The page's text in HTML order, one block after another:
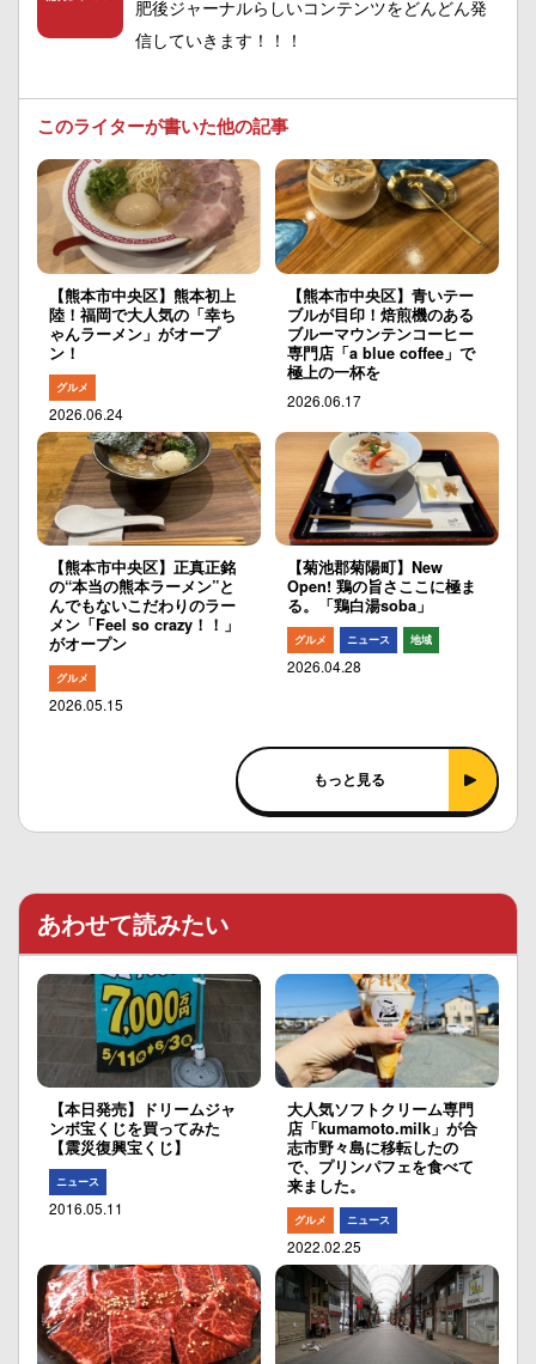
肥後ジャーナルらしいコンテンツをどんどん発
信していきます！！！
このライターが書いた他の記事
【熊本市中央区】熊本初上
陸！福岡で大人気の「幸ち
ゃんラーメン」がオープ
ン！
グルメ
2026.06.24
【熊本市中央区】青いテー
ブルが目印！焙煎機のある
ブルーマウンテンコーヒー
専門店「a blue coffee」で
極上の一杯を
2026.06.17
【熊本市中央区】正真正銘
の“本当の熊本ラーメン”と
んでもないこだわりのラー
メン「Feel so crazy！！」
がオープン
グルメ
2026.05.15
【菊池郡菊陽町】New
Open! 鶏の旨さここに極ま
る。「鶏白湯soba」
グルメ ニュース 地域
2026.04.28
もっと見る
あわせて読みたい
【本日発売】ドリームジャ
ンボ宝くじを買ってみた
【震災復興宝くじ】
ニュース
2016.05.11
大人気ソフトクリーム専門
店「kumamoto.milk」が合
志市野々島に移転したの
で、プリンパフェを食べて
来ました。
グルメ ニュース
2022.02.25